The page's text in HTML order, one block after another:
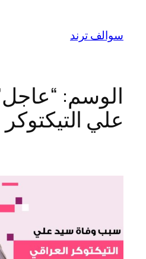
المحتوى
سوالف ترند
الوسم:
علي